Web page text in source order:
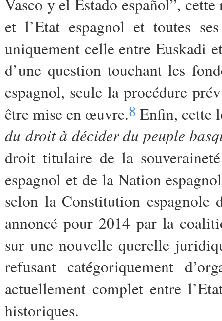
Vasco y el Estado español”,
et l’Etat espagnol et toutes
uniquement celle entre Euskadi
d’une question touchant les
espagnol, seule la procédure
être mise en œuvre.8 Enfin, cette
du droit à décider du peuple
droit titulaire de la
espagnol et de la Nation
selon la Constitution espagnole
annoncé pour 2014 par la
sur une nouvelle querelle
refusant catégoriquement
actuellement complet entre
historiques.